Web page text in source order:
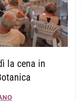
la cena in